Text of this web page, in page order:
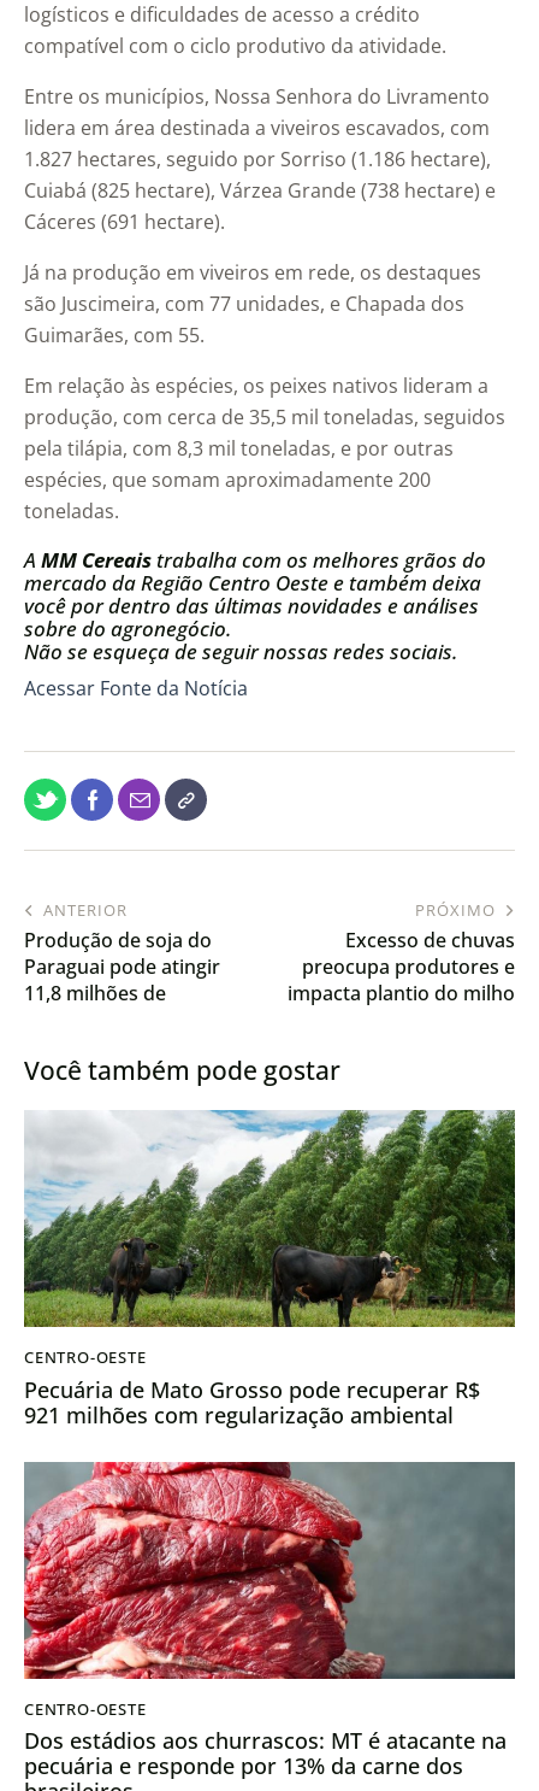
logísticos e dificuldades de acesso a crédito
compatível com o ciclo produtivo da atividade.
Entre os municípios, Nossa Senhora do Livramento
lidera em área destinada a viveiros escavados, com
1.827 hectares, seguido por Sorriso (1.186 hectare),
Cuiabá (825 hectare), Várzea Grande (738 hectare) e
Cáceres (691 hectare).
Já na produção em viveiros em rede, os destaques
são Juscimeira, com 77 unidades, e Chapada dos
Guimarães, com 55.
Em relação às espécies, os peixes nativos lideram a
produção, com cerca de 35,5 mil toneladas, seguidos
pela tilápia, com 8,3 mil toneladas, e por outras
espécies, que somam aproximadamente 200
toneladas.
A MM Cereais trabalha com os melhores grãos do
mercado da Região Centro Oeste e também deixa
você por dentro das últimas novidades e análises
sobre do agronegócio.
Não se esqueça de seguir nossas redes sociais.
Acessar Fonte da Notícia
ANTERIOR
Produção de soja do
Paraguai pode atingir
11,8 milhões de
PRÓXIMO
Excesso de chuvas
preocupa produtores e
impacta plantio do milho
Você também pode gostar
CENTRO-OESTE
Pecuária de Mato Grosso pode recuperar R$
921 milhões com regularização ambiental
CENTRO-OESTE
Dos estádios aos churrascos: MT é atacante na
pecuária e responde por 13% da carne dos